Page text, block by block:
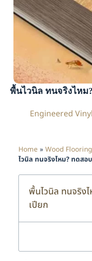
พื้นไวนิล ทนจริงไหม
Engineered
Home » Wood Flooring
ไวนิล ทนจริงไหม? ทดสอ
พื้นไวนิล ทนจริง
เปียก